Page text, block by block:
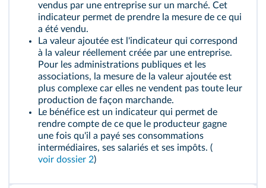
vendus par une entreprise sur un marché. Cet
indicateur permet de prendre la mesure de ce qui
a été vendu.
La valeur ajoutée est l'indicateur qui correspond
à la valeur réellement créée par une entreprise.
Pour les administrations publiques et les
associations, la mesure de la valeur ajoutée est
plus complexe car elles ne vendent pas toute leur
production de façon marchande.
Le bénéfice est un indicateur qui permet de
rendre compte de ce que le producteur gagne
une fois qu'il a payé ses consommations
intermédiaires, ses salariés et ses impôts. (
voir dossier 2)